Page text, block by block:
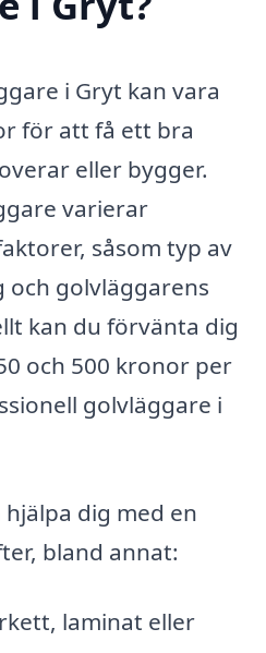
i Gryt kan vara
för att få ett bra
eller bygger.
varierar
såsom typ av
och golvläggarens
kan du förvänta dig
och 500 kronor per
golvläggare i
dig med en
bland annat:
laminat eller